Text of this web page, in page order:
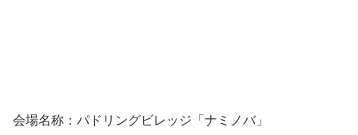
会場名称：パドリングビレッジ「ナミノバ」